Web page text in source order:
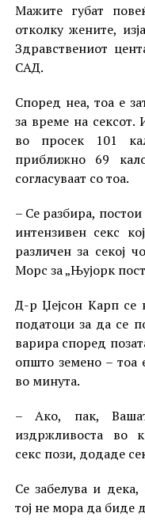
Мажите губат
отколку жените,
Здравствениот
САД.
Според неа, тоа е
за време на сексот.
во просек 101
приближно 69
согласуваат со тоа.
– Се разбира,
интензивен секс
различен за секој
Морс за „Њујорк
Д-р Џејсон Карп се
податоци за да се
варира според
општо земено – тоа
во минута.
– Ако, пак,
издржливоста во
секс пози, додаде
Се забелува и дека,
тој не мора да биде